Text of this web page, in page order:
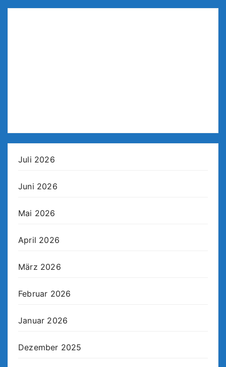
Juli 2026
Juni 2026
Mai 2026
April 2026
März 2026
Februar 2026
Januar 2026
Dezember 2025